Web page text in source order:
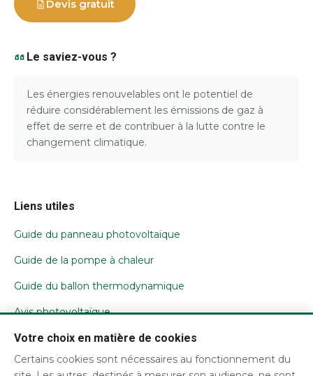
Devis gratuit
Le saviez-vous ?
Les énergies renouvelables ont le potentiel de
réduire considérablement les émissions de gaz à
effet de serre et de contribuer à la lutte contre le
changement climatique.
Liens utiles
Guide du panneau photovoltaïque
Guide de la pompe à chaleur
Guide du ballon thermodynamique
Avis photovoltaïque
Nous contacter
Mentions légales / CGU
Votre choix en matière de cookies
Certains cookies sont nécessaires au fonctionnement du